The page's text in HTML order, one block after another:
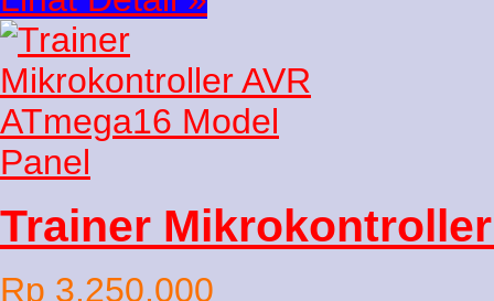
Trainer Mikrokontroller
Rp 3.250.000